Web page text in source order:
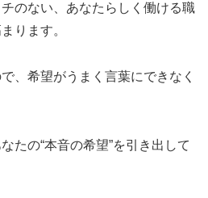
のない、あなたらしく働ける職
ります。
、希望がうまく言葉にできなく
たの“本音の希望”を引き出して